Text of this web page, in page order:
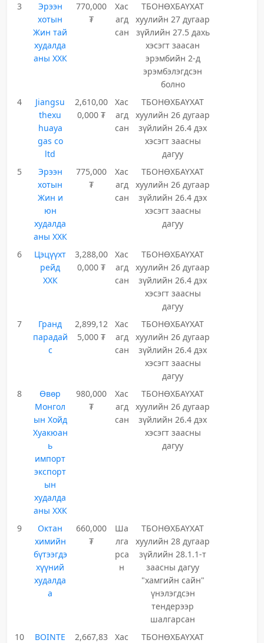
3
Эрээн
хотын
Жин тай
худалда
аны ХХК
770,000
₮
Хас
агд
сан
ТБОНӨХБАҮХАТ
хуулийн 27 дугаар
зүйлийн 27.5 дахь
хэсэгт заасан
эрэмбийн 2-д
эрэмбэлэгдсэн
болно
4
Jiangsu
thexu
huaya
gas co
ltd
2,610,00
0,000 ₮
Хас
агд
сан
ТБОНӨХБАҮХАТ
хуулийн 26 дугаар
зүйлийн 26.4 дэх
хэсэгт заасны
дагуу
5
Эрээн
хотын
Жин и
юн
худалда
аны ХХК
775,000
₮
Хас
агд
сан
ТБОНӨХБАҮХАТ
хуулийн 26 дугаар
зүйлийн 26.4 дэх
хэсэгт заасны
дагуу
6
Цэцүүхт
рейд
ХХК
3,288,00
0,000 ₮
Хас
агд
сан
ТБОНӨХБАҮХАТ
хуулийн 26 дугаар
зүйлийн 26.4 дэх
хэсэгт заасны
дагуу
7
Гранд
парадай
с
2,899,12
5,000 ₮
Хас
агд
сан
ТБОНӨХБАҮХАТ
хуулийн 26 дугаар
зүйлийн 26.4 дэх
хэсэгт заасны
дагуу
8
Өвөр
Монгол
ын Хойд
Хуакюан
ь
импорт
экспорт
ын
худалда
аны ХХК
980,000
₮
Хас
агд
сан
ТБОНӨХБАҮХАТ
хуулийн 26 дугаар
зүйлийн 26.4 дэх
хэсэгт заасны
дагуу
9
Октан
химийн
бүтээгдэ
хүүний
худалда
а
660,000
₮
Ша
лга
рса
н
ТБОНӨХБАҮХАТ
хуулийн 28 дугаар
зүйлийн 28.1.1-т
заасны дагуу
"хамгийн сайн"
үнэлэгдсэн
тендерээр
шалгарсан
10
BOINTE
2,667,83
Хас
ТБОНӨХБАҮХАТ